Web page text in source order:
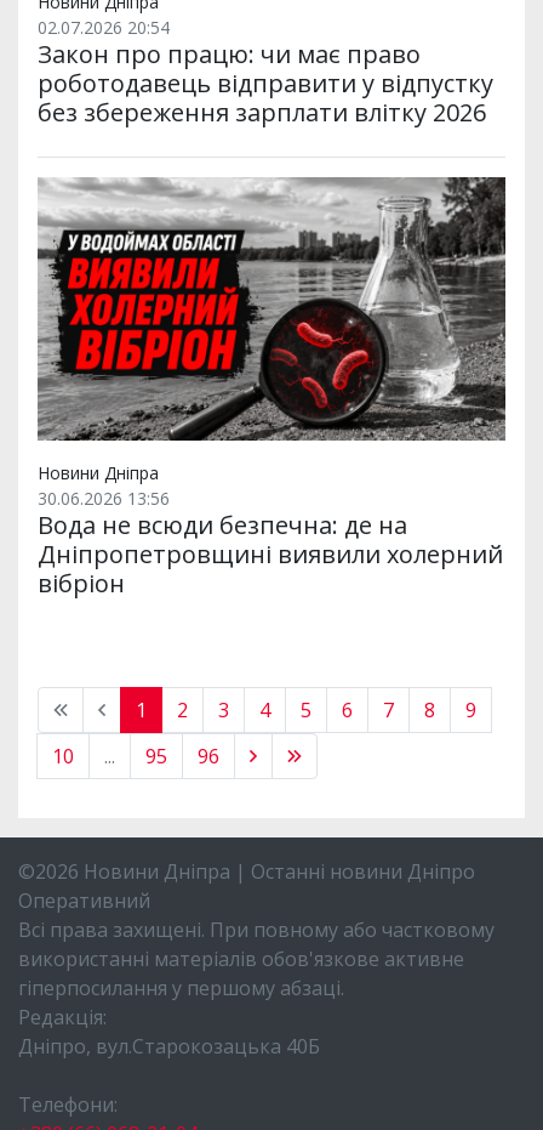
02.07.2026 20:54
Закон про працю: чи має право
роботодавець відправити у відпустку
без збереження зарплати влітку 2026
Новини Дніпра
30.06.2026 13:56
Вода не всюди безпечна: де на
Дніпропетровщині виявили холерний
вібріон
1 2 3 4 5 6 7 8
9
10
... 95 96
©2026 Новини Дніпра | Останні новини Дніпро
Оперативний
Всі права захищені. При повному або частковому
використанні матеріалів обов'язкове активне
гіперпосилання у першому абзаці.
Редакція:
Дніпро, вул.Старокозацька 40Б
Телефони: